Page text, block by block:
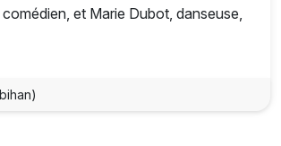
et Marie Dubot, danseuse,